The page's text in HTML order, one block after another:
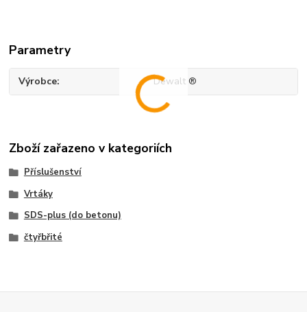
Parametry
Výrobce Dewalt ®
Zboží zařazeno v kategoriích
Příslušenství
Vrtáky
SDS-plus (do betonu)
čtyřbřité